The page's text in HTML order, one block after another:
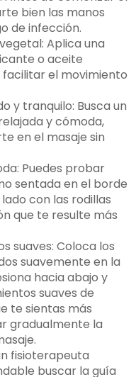
bien las manos
de infección.
Aplica una
o aceite
el movimiento
y tranquilo: Busca un
y cómoda,
en el masaje sin
Puedes probar
sentada en el borde
con las rodillas
que te resulte más
suaves: Coloca los
suavemente en la
hacia abajo y
suaves de
te sientas más
gradualmente la
fisioterapeuta
buscar la guía